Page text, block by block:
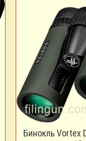
Бинокль Vortex